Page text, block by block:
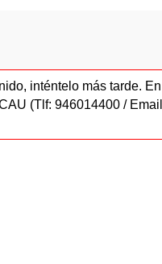
inténtelo más tarde.
(Tlf: 946014400 /